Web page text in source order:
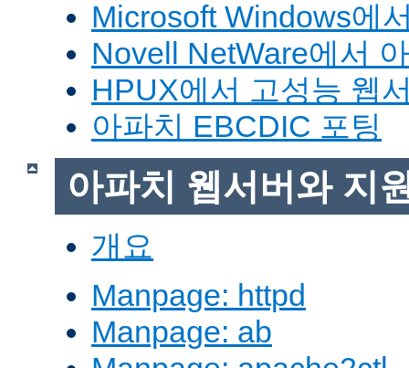
Microsoft Windows에
Novell NetWare에서
HPUX에서 고성능 웹
아파치 EBCDIC 포팅
아파치 웹서버와 지
개요
Manpage: httpd
Manpage: ab